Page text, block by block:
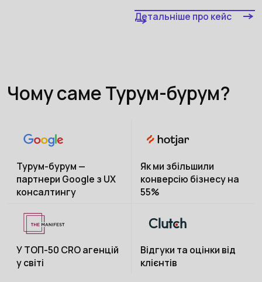
Детальніше про кейс
Чому саме Турум-бурум?
Турум-бурум —
партнери Google з UX
консалтингу
Як ми збільшили
конверсію бізнесу на
55%
У ТОП-50 CRO агенцій
у світі
Відгуки та оцінки від
клієнтів